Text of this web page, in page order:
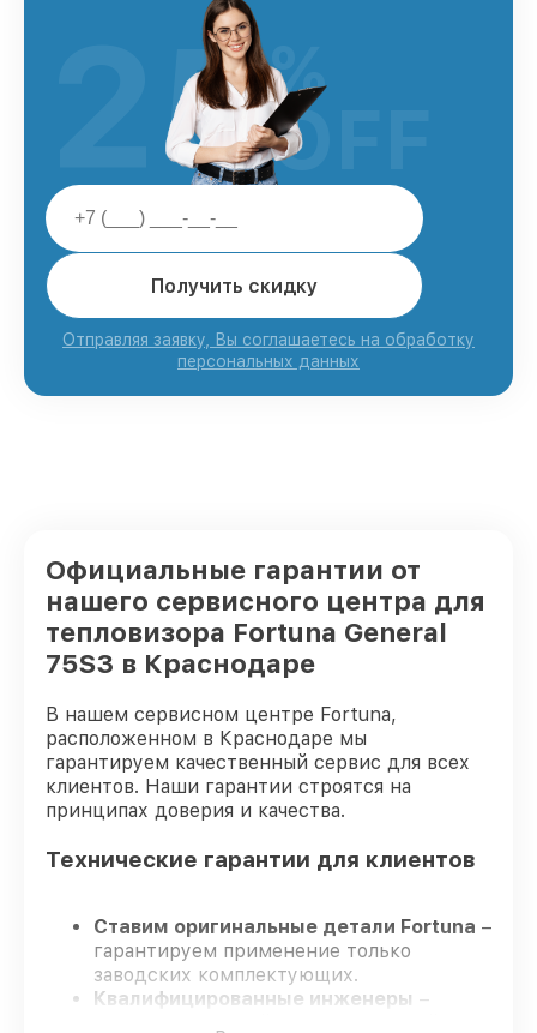
Получить скидку
Отправляя заявку, Вы соглашаетесь на обработку
персональных данных
25%
OFF
Официальные гарантии от
нашего сервисного центра для
тепловизора Fortuna General
75S3 в Краснодаре
В нашем сервисном центре Fortuna,
расположенном в Краснодаре мы
гарантируем качественный сервис для всех
клиентов. Наши гарантии строятся на
принципах доверия и качества.
Технические гарантии для клиентов
Ставим оригинальные детали Fortuna –
гарантируем применение только
заводских комплектующих.
Квалифицированные инженеры –